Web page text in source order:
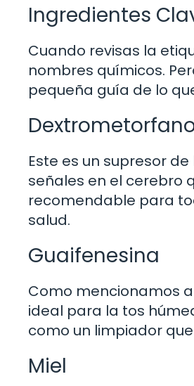
Ingredientes
Cuando revisas la
nombres químicos.
pequeña guía de lo
Este es un supresor
señales en el cerebro
recomendable para
salud.
Guaifenesina
Como mencionamos
ideal para la tos
como un limpiador
Miel